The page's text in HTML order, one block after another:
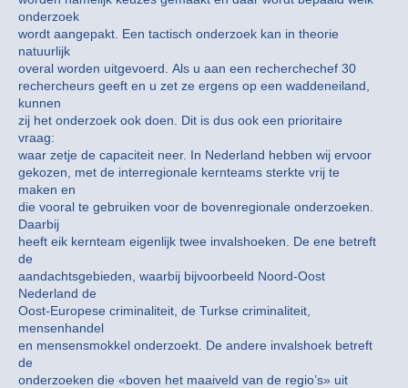
onderzoek
wordt aangepakt. Een tactisch onderzoek kan in theorie
natuurlijk
overal worden uitgevoerd. Als u aan een recherchechef 30
rechercheurs geeft en u zet ze ergens op een waddeneiland,
kunnen
zij het onderzoek ook doen. Dit is dus ook een prioritaire
vraag:
waar zetje de capaciteit neer. In Nederland hebben wij ervoor
gekozen, met de interregionale kernteams sterkte vrij te
maken en
die vooral te gebruiken voor de bovenregionale onderzoeken.
Daarbij
heeft eik kernteam eigenlijk twee invalshoeken. De ene betreft
de
aandachtsgebieden, waarbij bijvoorbeeld Noord-Oost
Nederland de
Oost-Europese criminaliteit, de Turkse criminaliteit,
mensenhandel
en mensensmokkel onderzoekt. De andere invalshoek betreft
de
onderzoeken die «boven het maaiveld van de regio’s» uit